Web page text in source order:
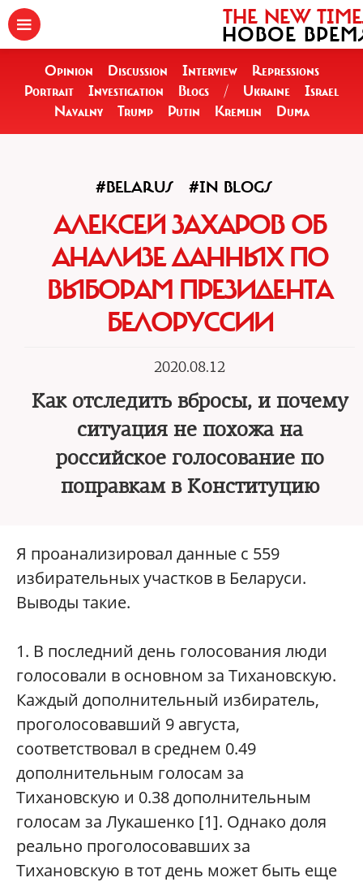
THE NEW
НОВОЕ
Opinion Discussion Interview
Repressions
Portrait
Investigation Blogs / Ukraine
Israel
Navalny
Trump Putin Kremlin Duma
#BELARUS #IN BLOGS
АЛЕКСЕЙ ЗАХАРОВ ОБ
АНАЛИЗЕ ДАННЫХ ПО
ВЫБОРАМ ПРЕЗИДЕНТА
БЕЛОРУССИИ
2020.08.12
Как отследить вбросы, и почему
ситуация не похожа на
российское голосование по
поправкам в Конституцию
Я проанализировал данные с 559
избирательных участков в Беларуси.
Выводы такие.
1. В последний день голосования люди
голосовали в основном за Тихановскую.
Каждый дополнительный избиратель,
проголосовавший 9 августа,
соответствовал в среднем 0.49
дополнительным голосам за
Тихановскую и 0.38 дополнительным
голосам за Лукашенко [1]. Однако доля
реально проголосовавших за
Тихановскую в тот день может быть еще